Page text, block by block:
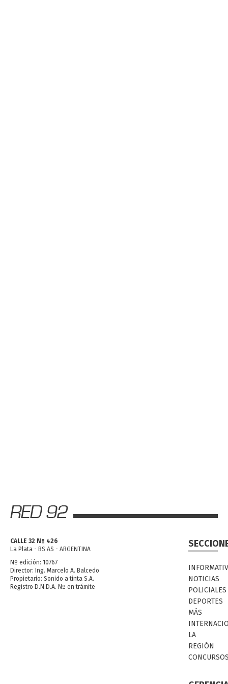
CALLE 32 Nº 426
La Plata - BS AS - ARGENTINA
Nº edición: 10767
Director: Ing. Marcelo A. Balcedo
Propietario: Sonido a tinta S.A.
Registro D.N.D.A. Nº en trámite
NOTICIAS
POLICIALES
DEPORTES
MÁS
LA
REGIÓN